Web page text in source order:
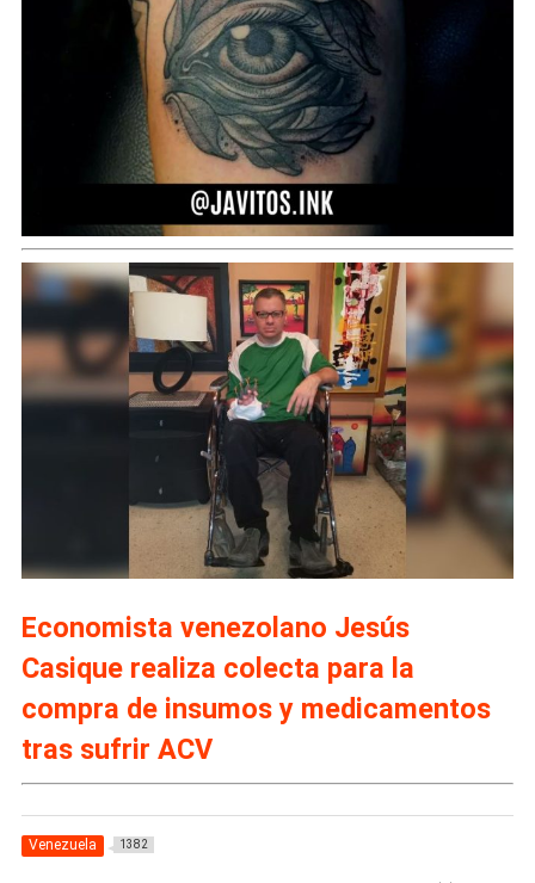
Economista venezolano Jesús
Casique realiza colecta para la
compra de insumos y medicamentos
tras sufrir ACV
Venezuela 1382